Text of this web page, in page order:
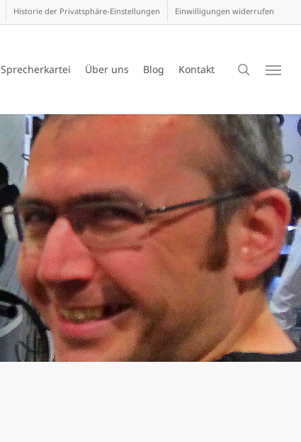
Historie der Privatsphäre-Einstellungen Einwilligungen widerrufen
Sprecherkartei Über uns Blog Kontakt search
Menu